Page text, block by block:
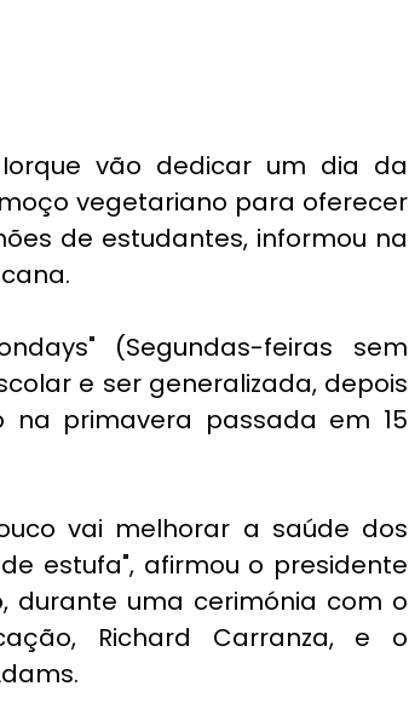
vão dedicar um dia da
vegetariano para oferecer
de estudantes, informou na
(Segundas-feiras sem
e ser generalizada, depois
primavera passada em 15
vai melhorar a saúde dos
estufa", afirmou o presidente
durante uma cerimónia com o
Richard Carranza, e o